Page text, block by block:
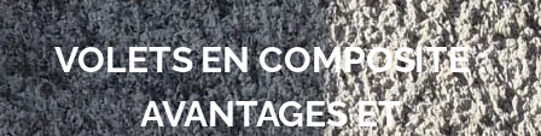
VOLETS EN COMPOSITE :
AVANTAGES ET